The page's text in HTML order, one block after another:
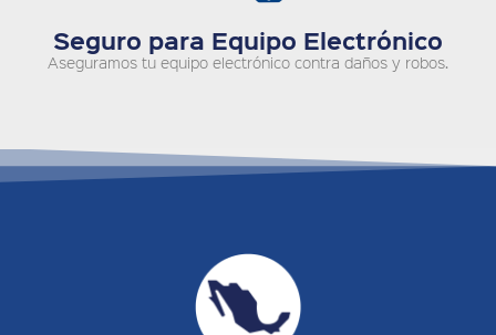
Seguro para Equipo Electrónico
Aseguramos tu equipo electrónico contra daños y robos.